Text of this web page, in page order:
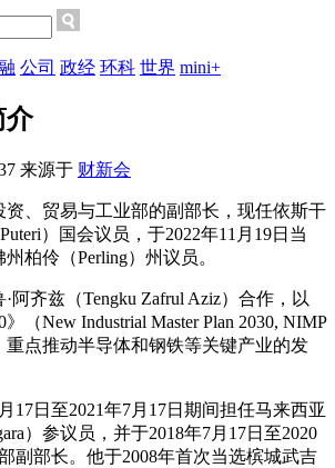
公司 政经 环科 世界 mini+
介
来源于 财新会
资、贸易与工业部的副部长，现任依斯干
）国会议员，于2022年11月19日当
柏伶（Perling）州议员。
阿齐兹（Tengku Zafrul Aziz）合作，以
》（New Industrial Master Plan 2030, NIMP
重点推动半导体和钢铁等关键产业的发
17日至2021年7月17日期间担任马来西亚
）参议员，并于2018年7月17日至2020
副部长。他于2008年首次当选槟城武吉